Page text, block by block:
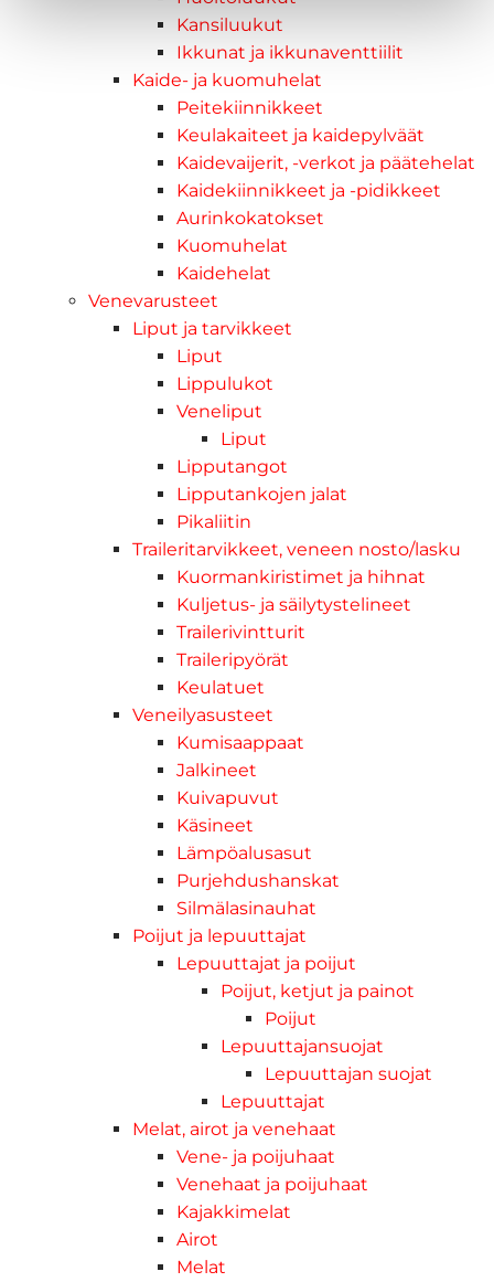
Kansiluukut
Ikkunat ja ikkunaventtiilit
Kaide- ja kuomuhelat
Peitekiinnikkeet
Keulakaiteet ja kaidepylväät
Kaidevaijerit, -verkot ja päätehelat
Kaidekiinnikkeet ja -pidikkeet
Aurinkokatokset
Kuomuhelat
Kaidehelat
Venevarusteet
Liput ja tarvikkeet
Liput
Lippulukot
Veneliput
Liput
Lipputangot
Lipputankojen jalat
Pikaliitin
Traileritarvikkeet, veneen nosto/lasku
Kuormankiristimet ja hihnat
Kuljetus- ja säilytystelineet
Trailerivintturit
Traileripyörät
Keulatuet
Veneilyasusteet
Kumisaappaat
Jalkineet
Kuivapuvut
Käsineet
Lämpöalusasut
Purjehdushanskat
Silmälasinauhat
Poijut ja lepuuttajat
Lepuuttajat ja poijut
Poijut, ketjut ja painot
Poijut
Lepuuttajansuojat
Lepuuttajan suojat
Lepuuttajat
Melat, airot ja venehaat
Vene- ja poijuhaat
Venehaat ja poijuhaat
Kajakkimelat
Airot
Melat